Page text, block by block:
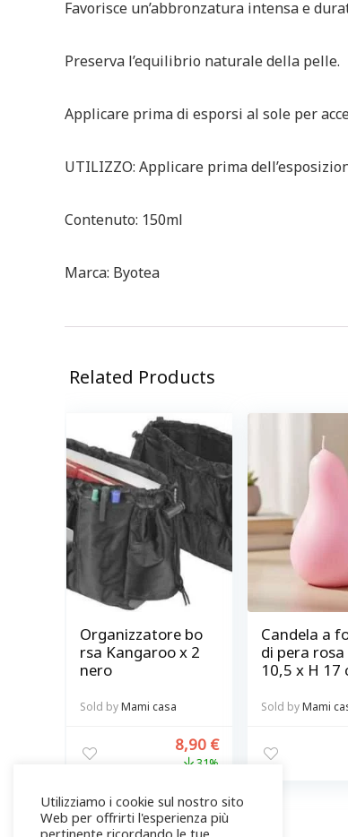
Favorisce un’abbronzatura intensa e
Preserva l’equilibrio naturale della pelle.
Applicare prima di esporsi al sole per
UTILIZZO: Applicare prima
Contenuto: 150ml
Marca: Byotea
Related Products
Organizzatore bo
rsa Kangaroo x 2
nero
Sold by Mami casa
8,90 €
31%
Candela a
di pera rosa
10,5 x H 17
Sold byMami
Utilizziamo i cookie sul nostro sito
Web per offrirti l'esperienza più
pertinente ricordando le tue